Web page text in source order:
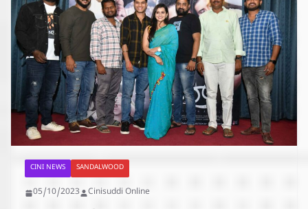
CINI NEWS SANDALWOOD
05/10/2023 Cinisuddi Online